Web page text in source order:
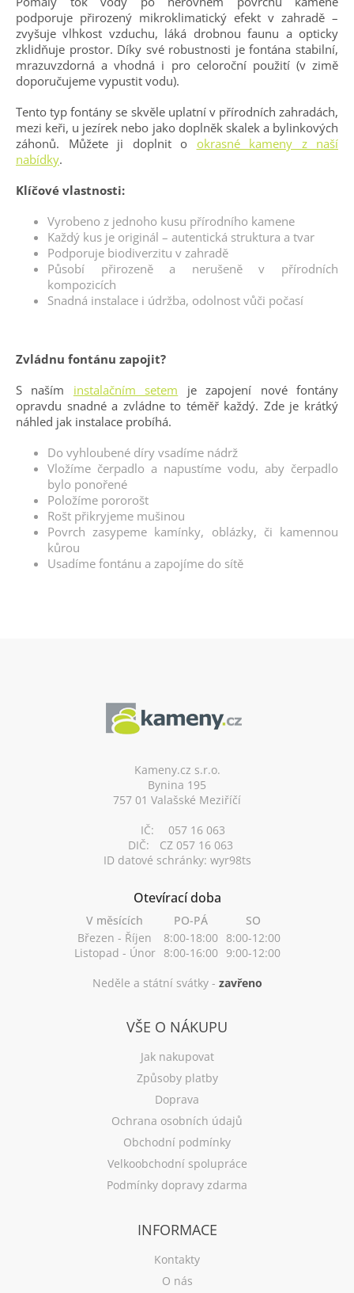
podporuje přirozený mikroklimatický efekt v zahradě –
zvyšuje vlhkost vzduchu, láká drobnou faunu a opticky
zklidňuje prostor. Díky své robustnosti je fontána stabilní,
mrazuvzdorná a vhodná i pro celoroční použití (v zimě
doporučujeme vypustit vodu).
Tento typ fontány se skvěle uplatní v přírodních zahradách,
mezi keři, u jezírek nebo jako doplněk skalek a bylinkových
záhonů. Můžete ji doplnit o okrasné kameny z naší
nabídky.
Klíčové vlastnosti:
Vyrobeno z jednoho kusu přírodního kamene
Každý kus je originál – autentická struktura a tvar
Podporuje biodiverzitu v zahradě
Působí přirozeně a nerušeně v přírodních
kompozicích
Snadná instalace i údržba, odolnost vůči počasí
Zvládnu fontánu zapojit?
S naším instalačním setem je zapojení nové fontány
opravdu snadné a zvládne to téměř každý. Zde je krátký
náhled jak instalace probíhá.
Do vyhloubené díry vsadíme nádrž
Vložíme čerpadlo a napustíme vodu, aby čerpadlo
bylo ponořené
Položíme pororošt
Rošt přikryjeme mušinou
Povrch zasypeme kamínky, oblázky, či kamennou
kůrou
Usadíme fontánu a zapojíme do sítě
Kameny.cz s.r.o.
Bynina 195
757 01 Valašské Meziříčí
IČ:
057 16 063
DIČ:
CZ 057 16 063
ID datové schránky: wyr98ts
Otevírací doba
V měsících PO-PÁ
SO
Březen - Říjen
8:00-18:00 8:00-12:00
Listopad - Únor 8:00-16:00 9:00-12:00
Neděle a státní svátky - zavřeno
VŠE O NÁKUPU
Jak nakupovat
Způsoby platby
Doprava
Ochrana osobních údajů
Obchodní podmínky
Velkoobchodní spolupráce
Podmínky dopravy zdarma
INFORMACE
Kontakty
O nás